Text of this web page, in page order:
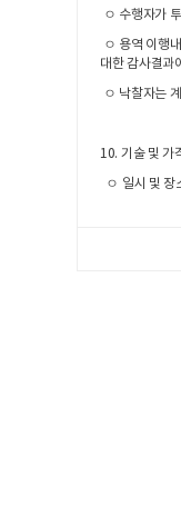
ㅇ 수행자가
ㅇ 용역 이행
대한 감사결과
ㅇ 낙찰자는
10. 기술 및 가
ㅇ 일시 및 장